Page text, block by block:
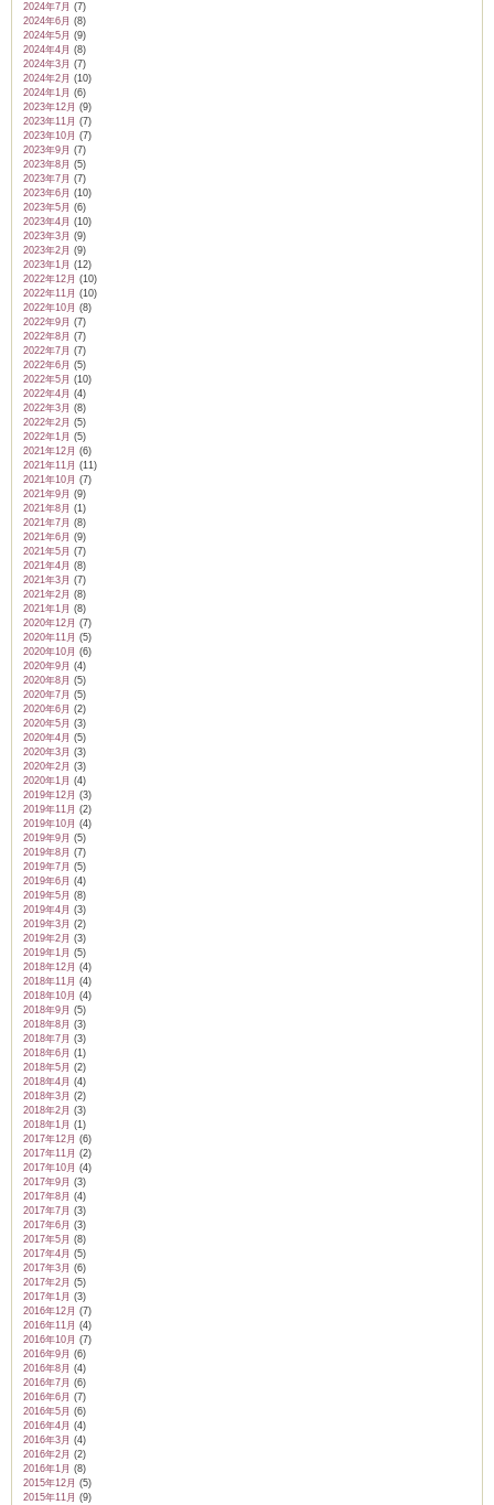
2024年7月 (7)
2024年6月 (8)
2024年5月 (9)
2024年4月 (8)
2024年3月 (7)
2024年2月 (10)
2024年1月 (6)
2023年12月 (9)
2023年11月 (7)
2023年10月 (7)
2023年9月 (7)
2023年8月 (5)
2023年7月 (7)
2023年6月 (10)
2023年5月 (6)
2023年4月 (10)
2023年3月 (9)
2023年2月 (9)
2023年1月 (12)
2022年12月 (10)
2022年11月 (10)
2022年10月 (8)
2022年9月 (7)
2022年8月 (7)
2022年7月 (7)
2022年6月 (5)
2022年5月 (10)
2022年4月 (4)
2022年3月 (8)
2022年2月 (5)
2022年1月 (5)
2021年12月 (6)
2021年11月 (11)
2021年10月 (7)
2021年9月 (9)
2021年8月 (1)
2021年7月 (8)
2021年6月 (9)
2021年5月 (7)
2021年4月 (8)
2021年3月 (7)
2021年2月 (8)
2021年1月 (8)
2020年12月 (7)
2020年11月 (5)
2020年10月 (6)
2020年9月 (4)
2020年8月 (5)
2020年7月 (5)
2020年6月 (2)
2020年5月 (3)
2020年4月 (5)
2020年3月 (3)
2020年2月 (3)
2020年1月 (4)
2019年12月 (3)
2019年11月 (2)
2019年10月 (4)
2019年9月 (5)
2019年8月 (7)
2019年7月 (5)
2019年6月 (4)
2019年5月 (8)
2019年4月 (3)
2019年3月 (2)
2019年2月 (3)
2019年1月 (5)
2018年12月 (4)
2018年11月 (4)
2018年10月 (4)
2018年9月 (5)
2018年8月 (3)
2018年7月 (3)
2018年6月 (1)
2018年5月 (2)
2018年4月 (4)
2018年3月 (2)
2018年2月 (3)
2018年1月 (1)
2017年12月 (6)
2017年11月 (2)
2017年10月 (4)
2017年9月 (3)
2017年8月 (4)
2017年7月 (3)
2017年6月 (3)
2017年5月 (8)
2017年4月 (5)
2017年3月 (6)
2017年2月 (5)
2017年1月 (3)
2016年12月 (7)
2016年11月 (4)
2016年10月 (7)
2016年9月 (6)
2016年8月 (4)
2016年7月 (6)
2016年6月 (7)
2016年5月 (6)
2016年4月 (4)
2016年3月 (4)
2016年2月 (2)
2016年1月 (8)
2015年12月 (5)
2015年11月 (9)